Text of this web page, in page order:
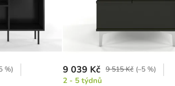
%) 9 039 Kč 9 515 Kč (–5 %)
2 - 5 týdnů